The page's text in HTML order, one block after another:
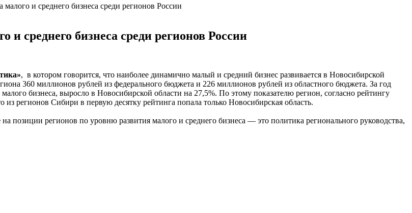
и среднего бизнеса среди регионов России
и среднего бизнеса среди регионов России
, в котором говорится, что наиболее динамично малый и средний бизнес развивается в Новосибирской
360 миллионов рублей из федерального бюджета и 226 миллионов рублей из областного бюджета. За год
бизнеса, выросло в Новосибирской области на 27,5%. По этому показателю регион, согласно рейтингу
регионов Сибири в первую десятку рейтинга попала только Новосибирская область.
позиции регионов по уровню развития малого и среднего бизнеса — это политика регионального руководства,